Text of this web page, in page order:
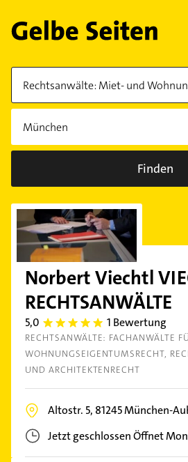
Finden
Norbert Viechtl
RECHTSANWÄLTE
5,0 5.0 1 Bewertung
RECHTSANWÄLTE: FACHANWÄLTE
WOHNUNGSEIGENTUMSRECHT
UND ARCHITEKTENRECHT
Altostr. 5, 81245München-
Jetzt geschlossenÖffnet